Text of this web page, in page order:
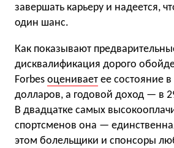
завершать карьеру и надеется,
один шанс.
Как показывают
дисквалификация дорого
Forbes оценивает ее состояние
долларов, а годовой доход — в
В двадцатке самых
спортсменов она —
этом болельщики и спонсоры